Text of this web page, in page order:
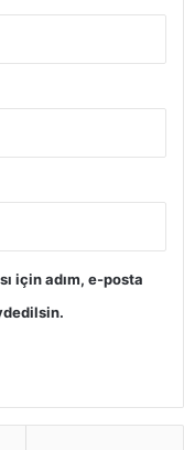
için adım, e-posta